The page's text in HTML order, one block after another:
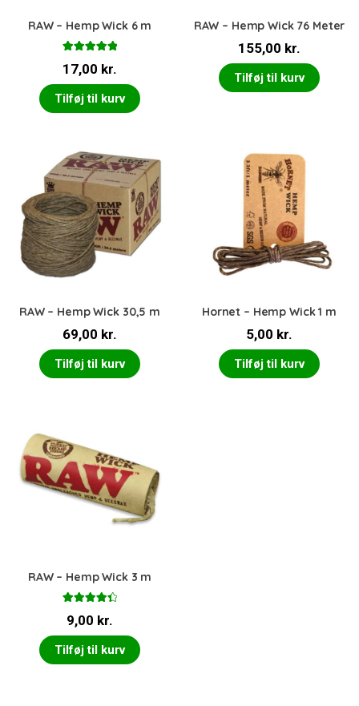
RAW – Hemp Wick 6 m
5.00ud af 5
17,00 kr.
Tilføj til kurv
RAW – Hemp Wick 76 Meter
155,00 kr.
Tilføj til kurv
RAW – Hemp Wick 30,5 m
69,00 kr.
Tilføj til kurv
Hornet – Hemp Wick 1 m
5,00 kr.
Tilføj til kurv
RAW – Hemp Wick 3 m
4.50ud af
9,00 kr.
Tilføj til kurv